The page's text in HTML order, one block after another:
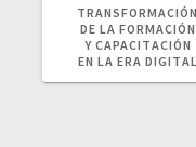
TRANSFORMACIÓN
DE LA FORMACIÓN
Y CAPACITACIÓN
EN LA ERA DIGITAL